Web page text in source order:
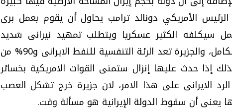
الأمريكي دونالد ترامب يحاول أن يقوم بعمل برى
سيكلفه الكثير عسكريا ويتطلب تمهيد نيرانى شديد
ومستمر قد يؤدى لتدمير الجزيرة بالكامل، والجزيرة تعد الرئة التنفسية للنفط الايرانى و90% من
إذا حدث عليها إنزال ستمنى القوات الامريكية بخسائر
الايرانى على هذا الامر، لان جزيرة خرج تشكل العصب
يعنى أن سقوط الدولة الإيرانية هو مسألة وقت.